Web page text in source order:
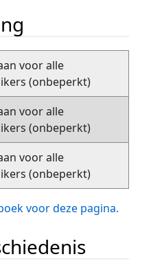
voor alle
(onbeperkt)
voor alle
(onbeperkt)
voor alle
(onbeperkt)
voor deze pagina.